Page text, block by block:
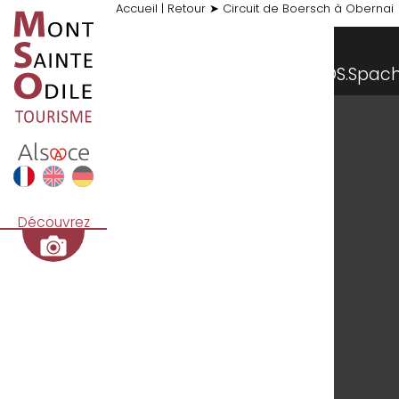
Accueil | Retour ➤ Circuit de Boersch à Obernai
Découvrez